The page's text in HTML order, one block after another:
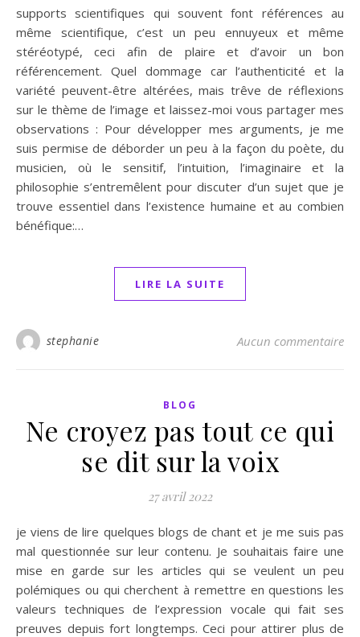
supports scientifiques qui souvent font références au
même scientifique, c’est un peu ennuyeux et même
stéréotypé, ceci afin de plaire et d’avoir un bon
référencement. Quel dommage car l’authenticité et la
variété peuvent-être altérées, mais trêve de réflexions
sur le thème de l’image et laissez-moi vous partager mes
observations : Pour développer mes arguments, je me
suis permise de déborder un peu à la façon du poète, du
musicien, où le sensitif, l’intuition, l’imaginaire et la
philosophie s’entremêlent pour discuter d’un sujet que je
trouve essentiel dans l’existence humaine et au combien
bénéfique:…
LIRE LA SUITE
stephanie Aucun commentaire
BLOG
Ne croyez pas tout ce qui
se dit sur la voix
27 avril 2022
je viens de lire quelques blogs de chant et je me suis pas
mal questionnée sur leur contenu. Je souhaitais faire une
mise en garde sur les articles qui se veulent un peu
polémiques ou qui cherchent à remettre en questions les
valeurs techniques de l’expression vocale qui fait ses
preuves depuis fort longtemps. Ceci pour attirer plus de